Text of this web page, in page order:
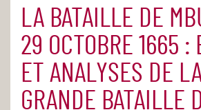
Accueil Agenda
LA BATAILLE DE
29 OCTOBRE 1665 :
ET ANALYSES DE
GRANDE BATAILLE